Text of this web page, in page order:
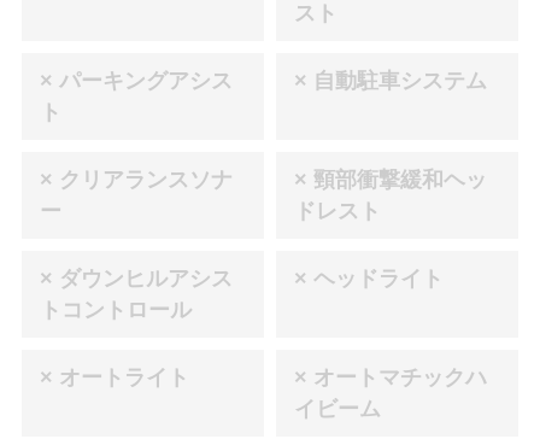
スト
× パーキングアシス
ト
× 自動駐車システム
× クリアランスソナ
ー
× 頸部衝撃緩和ヘッ
ドレスト
× ダウンヒルアシス
トコントロール
× ヘッドライト
× オートライト
× オートマチックハ
イビーム